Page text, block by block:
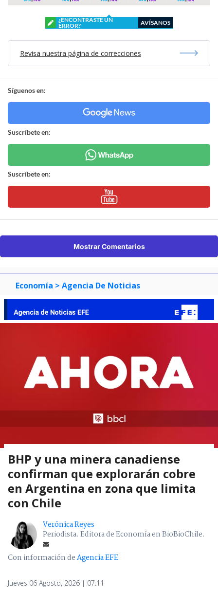
¿ENCONTRASTE UN
ERROR?
AVÍSANOS
Revisa nuestra página de correcciones
Síguenos en:
Suscríbete en:
Suscríbete en:
Mostrar Comentarios
Economía > Agencia De Noticias
BHP y una minera canadiense
confirman que explorarán cobre
en Argentina en zona que limita
con Chile
Verónica Reyes
Periodista. Editora de Economía en BioBioChile.
Con información deAgencia EFE
Jueves 06 Agosto, 2026 | 07:11